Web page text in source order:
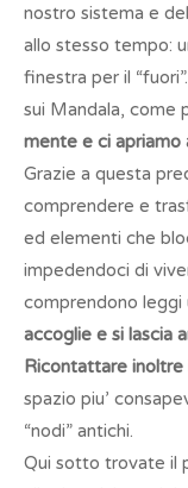
nostro sistema e
allo stesso tempo:
finestra per il
sui Mandala, come
mente e ci apriamo
Grazie a questa
comprendere e
ed elementi che
impedendoci di
comprendono leggi
accoglie e si lascia
Ricontattare inoltre
spazio piu’
“nodi” antichi.
Qui sotto trovate il